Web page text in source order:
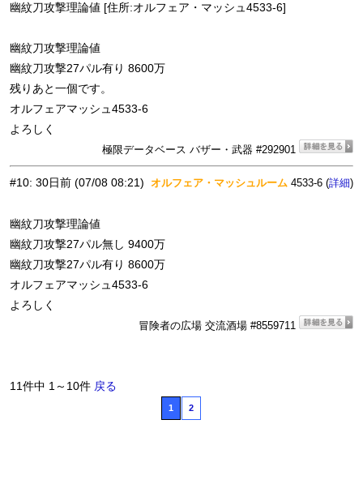
幽紋刀攻撃理論値 [住所:オルフェア・マッシュ4533-6]
幽紋刀攻撃理論値
幽紋刀攻撃27パル有り 8600万
残りあと一個です。
オルフェアマッシュ4533-6
よろしく
極限データベース バザー・武器 #292901
#10: 30日前 (07/08 08:21) オルフェア・マッシュルーム 4533-6 (詳細)
幽紋刀攻撃理論値
幽紋刀攻撃27パル無し 9400万
幽紋刀攻撃27パル有り 8600万
オルフェアマッシュ4533-6
よろしく
冒険者の広場 交流酒場 #8559711
11件中 1～10件 戻る
1 2